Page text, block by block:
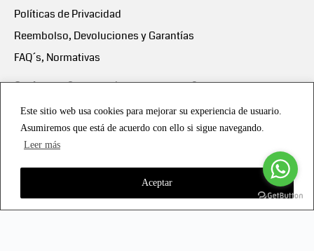
Este sitio web usa cookies para mejorar su experiencia de usuario.
Asumiremos que está de acuerdo con ello si sigue navegando.
Leer más
Aceptar
Políticas de Privacidad
Reembolso, Devoluciones y Garantías
FAQ´s, Normativas
Scalapay:Compra ahora y paga en 3 cuotas
Scalapay Política Privacidad
Copyright © 2021 all rights reserved - Vialmotor